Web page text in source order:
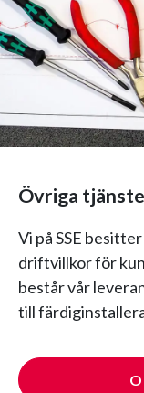
Övriga
Vi på SSE
driftvillkor för
består vår
till